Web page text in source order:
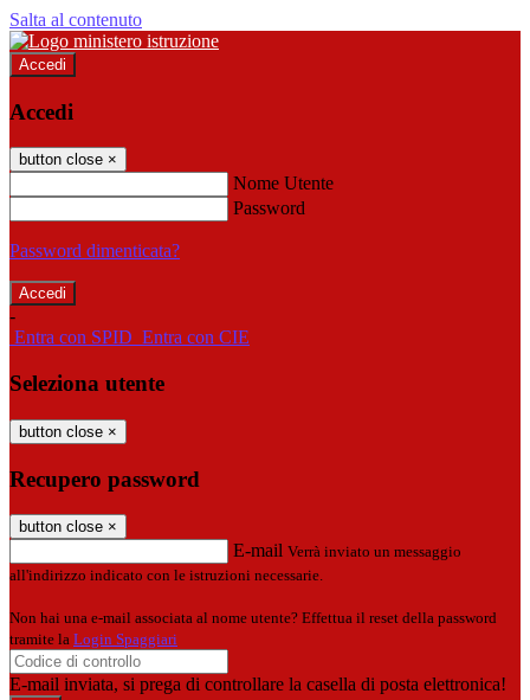
Salta al contenuto
Accedi
Accedi
button close ×
Nome Utente
Password
Password dimenticata?
-
Entra con SPID Entra con CIE
Seleziona utente
button close ×
Recupero password
button close ×
E-mail Verrà inviato un messaggio
all'indirizzo indicato con le istruzioni necessarie.
Non hai una e-mail associata al nome utente? Effettua il reset della password
tramite la Login Spaggiari
E-mail inviata, si prega di controllare la casella di posta elettronica!